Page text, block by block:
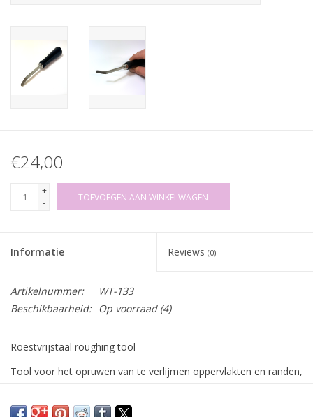
€24,00
+
-
TOEVOEGEN AAN WINKELWAGEN
Informatie Reviews (0)
Artikelnummer:
WT-133
Beschikbaarheid:
Op voorraad(4)
Roestvrijstaal roughing tool
Tool voor het opruwen van te verlijmen oppervlakten en randen,